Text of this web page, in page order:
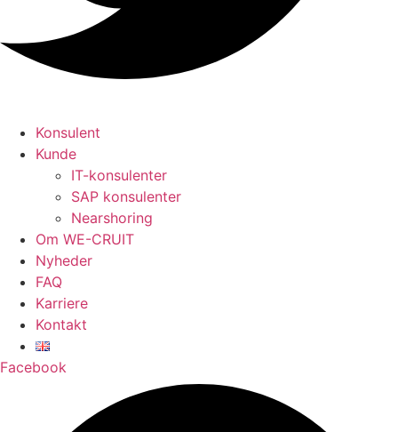
Konsulent
Kunde
IT-konsulenter
SAP konsulenter
Nearshoring
Om WE-CRUIT
Nyheder
FAQ
Karriere
Kontakt
Facebook